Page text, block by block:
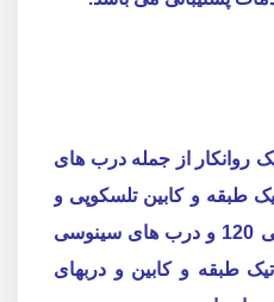
روانکار از جمله درب های
طبقه و کابین تلسکوپی و
سانترال در سایزهای 70 الی 120 و درب های سینوسی
طبقه و کابین و دربهای